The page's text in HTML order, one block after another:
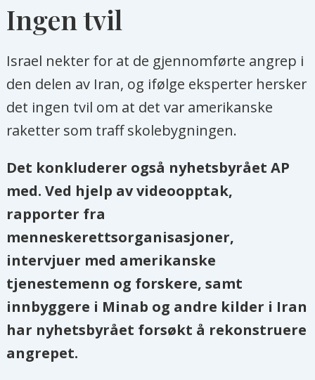
Ingen tvil
Israel nekter for at de gjennomførte angrep i
den delen av Iran, og ifølge eksperter hersker
det ingen tvil om at det var amerikanske
raketter som traff skolebygningen.
Det konkluderer også nyhetsbyrået AP
med. Ved hjelp av videoopptak,
rapporter fra
menneskerettsorganisasjoner,
intervjuer med amerikanske
tjenestemenn og forskere, samt
innbyggere i Minab og andre kilder i Iran
har nyhetsbyrået forsøkt å rekonstruere
angrepet.